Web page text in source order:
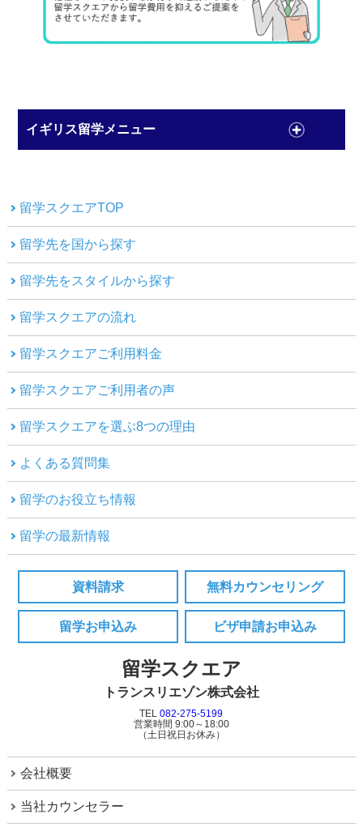
イギリス留学メニュー
留学スクエアTOP
留学先を国から探す
留学先をスタイルから探す
留学スクエアの流れ
留学スクエアご利用料金
留学スクエアご利用者の声
留学スクエアを選ぶ8つの理由
よくある質問集
留学のお役立ち情報
留学の最新情報
資料請求 無料カウンセリング
留学お申込み ビザ申請お申込み
留学スクエア
トランスリエゾン株式会社
TEL082-275-5199
営業時間 9:00～18:00
（土日祝日お休み）
会社概要
当社カウンセラー